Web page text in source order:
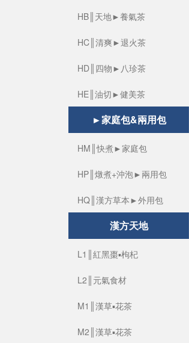
HB║天地►養氣茶
HC║清爽►退火茶
HD║四物►八珍茶
HE║油切►健美茶
►家庭包&兩用包
HM║快煮►家庭包
HP║燉煮+沖泡►兩用包
HQ║漢方草本►外用包
漢方天地
L1║紅黑棗▪枸杞
L2║元氣食材
M1║漢草▪花茶
M2║漢草▪花茶